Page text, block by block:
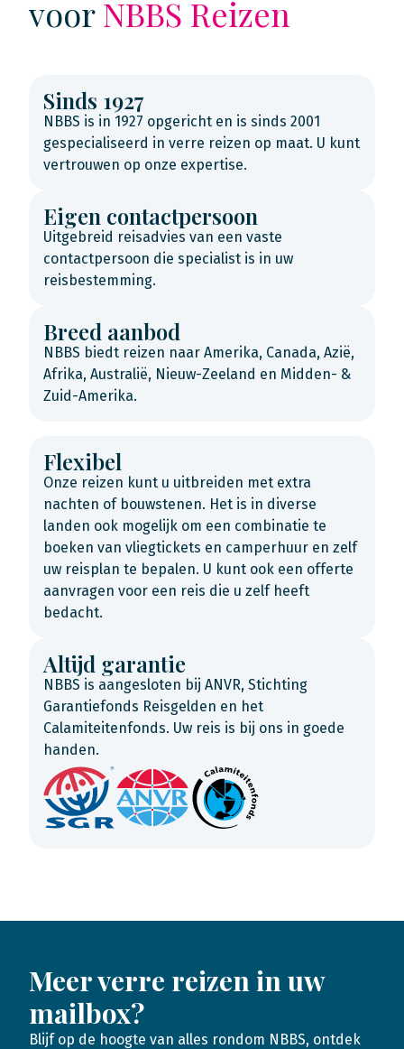
voorNBBS Reizen
Sinds 1927
NBBS is in 1927 opgericht en is sinds 2001
gespecialiseerd in verre reizen op maat. U kunt
vertrouwen op onze expertise.
Eigen contactpersoon
Uitgebreid reisadvies van een vaste
contactpersoon die specialist is in uw
reisbestemming.
Breed aanbod
NBBS biedt reizen naar Amerika, Canada, Azië,
Afrika, Australië, Nieuw-Zeeland en Midden- &
Zuid-Amerika.
Flexibel
Onze reizen kunt u uitbreiden met extra
nachten of bouwstenen. Het is in diverse
landen ook mogelijk om een combinatie te
boeken van vliegtickets en camperhuur en zelf
uw reisplan te bepalen. U kunt ook een offerte
aanvragen voor een reis die u zelf heeft
bedacht.
Altijd garantie
NBBS is aangesloten bij ANVR, Stichting
Garantiefonds Reisgelden en het
Calamiteitenfonds. Uw reis is bij ons in goede
handen.
Meer verre reizen in uw
mailbox?
Blijf op de hoogte van alles rondom NBBS, ontdek